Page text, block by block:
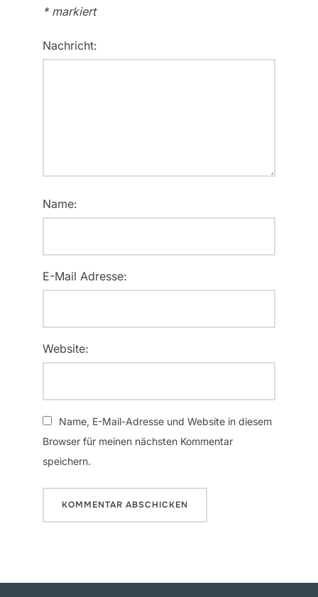
*markiert
Nachricht:
Name:
E-Mail Adresse:
Website:
Name, E-Mail-Adresse und Website in diesem
Browser für meinen nächsten Kommentar
speichern.